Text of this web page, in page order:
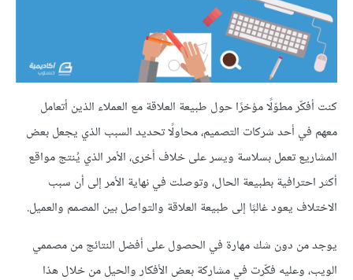
كنت أفكّر مطوّلًا مؤخرًا حول طبيعة العلاقة مع العملاء الذين أتعامل
معهم في أحد شركات التصميم، محاولًا تحديد السبب الذي يجعل بعض
المشاريع تعمل بسلاسة ويسر على خلاف أخرى، الأمر الذي يُنتج مواقع
أكثر احترافية بطبيعة الحال، وتوصلت في نهاية الأمر إلى أن سبب
الاختلاف يعود غالبًا إلى طبيعة العلاقة والتواصل بين المصمم والعميل.
يوجد من دون شك مهارة في الحصول على أفضل النتائج من مصممي
الويب، وعليه فكّرت في مشاركة بعض الأفكار والحيل من خلال هذا